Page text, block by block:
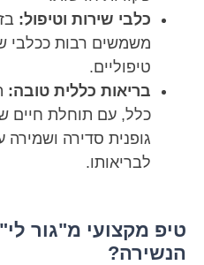
כלבי שירות וטיפול:
משמשים רבות ככלבי
טיפוליים.
בריאות כללית טובה:
גופנית סדירה ושמירה
לבריאותו.
טיפ מקצועי מ"גור
הנשירה?